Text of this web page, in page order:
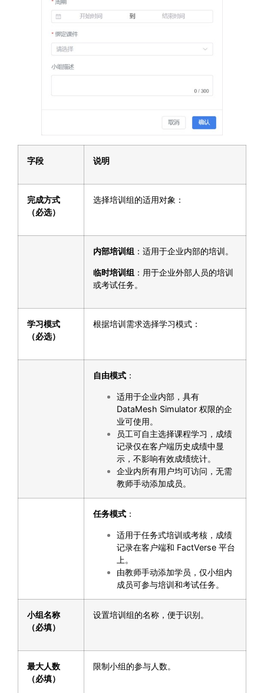
字段 说明
完成方式
（必选）
选择培训组的适用对象：
内部培训组 ：适用于企业内部的培训。
临时培训组 ：用于企业外部人员的培训
或考试任务。
学习模式
（必选）
根据培训需求选择学习模式：
自由模式 ：
适用于企业内部，具有
DataMesh Simulator 权限的企
业可使用。
员工可自主选择课程学习，成绩
记录仅在客户端历史成绩中显
示，不影响有效成绩统计。
企业内所有用户均可访问，无需
教师手动添加成员。
任务模式 ：
适用于任务式培训或考核，成绩
记录在客户端和 FactVerse 平台
上。
由教师手动添加学员，仅小组内
成员可参与培训和考试任务。
小组名称
（必填）
设置培训组的名称，便于识别。
最大人数
（必填）
限制小组的参与人数。